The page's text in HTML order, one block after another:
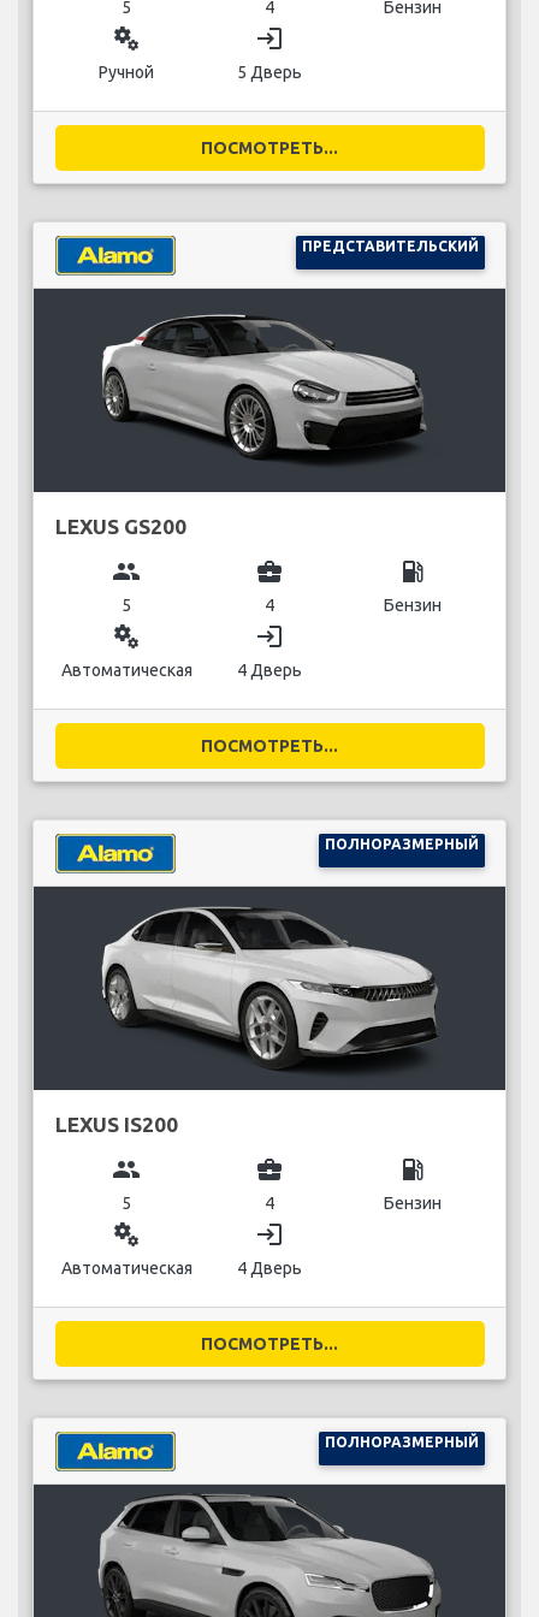
5 4 Бензин
miscellaneous_services
Ручной
login
5 Дверь
ПОСМОТРЕТЬ...
ПРЕДСТАВИТЕЛЬСКИЙ
LEXUS GS200
group
5
business_center
4
local_gas_station
Бензин
miscellaneous_services
Автоматическая
login
4 Дверь
ПОСМОТРЕТЬ...
ПОЛНОРАЗМЕРНЫЙ
LEXUS IS200
group
5
business_center
4
local_gas_station
Бензин
miscellaneous_services
Автоматическая
login
4 Дверь
ПОСМОТРЕТЬ...
ПОЛНОРАЗМЕРНЫЙ